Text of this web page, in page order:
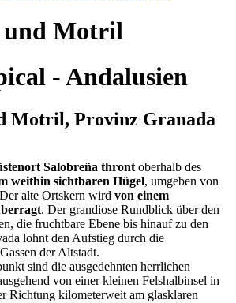
und Motril
- Andalusien
Motril, Provinz Granada
Salobreña thront oberhalb des
weithin sichtbaren Hügel, umgeben von
alte Ortskern wird von einem
. Der grandiose Rundblick über den
die fruchtbare Ebene bis hinauf zu den
lohnt den Aufstieg durch die
der Altstadt.
sind die ausgedehnten herrlichen
von einer kleinen Felshalbinsel in
Richtung kilometerweit am glasklaren